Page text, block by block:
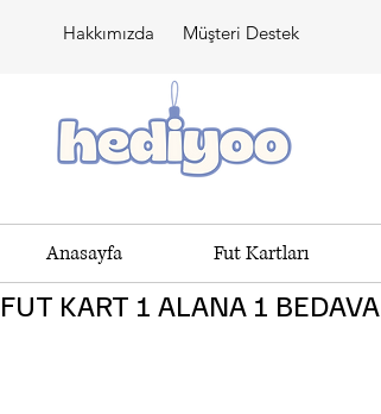
Hakkımızda Müşteri Destek
Anasayfa Fut Kartları
FUT KART 1 ALANA 1 BEDAVA